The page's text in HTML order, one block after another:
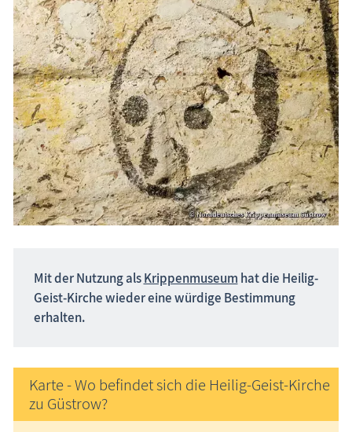
Mit der Nutzung alsKrippenmuseum hat die Heilig-
Geist-Kirche wieder eine würdige Bestimmung
erhalten.
Karte - Wo befindet sich die Heilig-Geist-Kirche
zu Güstrow?